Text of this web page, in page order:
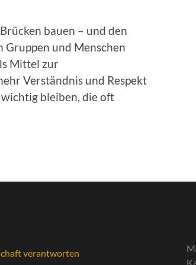
bauen – und den
Gruppen und Menschen
Mittel zur
Verständnis und Respekt
bleiben, die oft
verantworten